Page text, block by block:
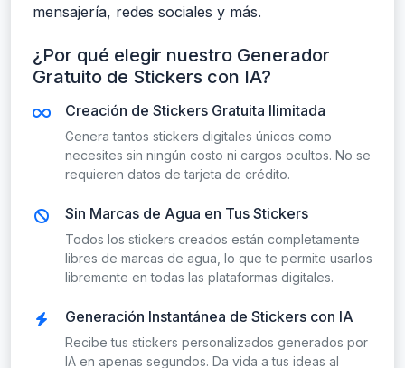
mensajería, redes sociales y más.
¿Por qué elegir nuestro Generador
Gratuito de Stickers con IA?
Creación de Stickers Gratuita Ilimitada
Genera tantos stickers digitales únicos como
necesites sin ningún costo ni cargos ocultos. No se
requieren datos de tarjeta de crédito.
Sin Marcas de Agua en Tus Stickers
Todos los stickers creados están completamente
libres de marcas de agua, lo que te permite usarlos
libremente en todas las plataformas digitales.
Generación Instantánea de Stickers con IA
Recibe tus stickers personalizados generados por
IA en apenas segundos. Da vida a tus ideas al